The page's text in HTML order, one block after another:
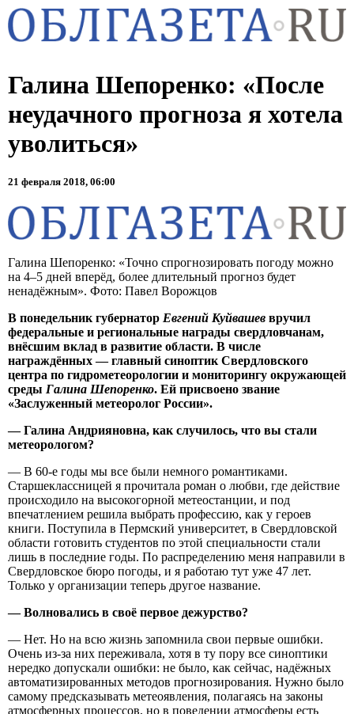
Галина Шепоренко: «После
неудачного прогноза я хотела
уволиться»
21 февраля 2018, 06:00
Галина Шепоренко: «Точно спрогнозировать погоду можно
на 4–5 дней вперёд, более длительный прогноз будет
ненадёжным». Фото: Павел Ворожцов
В понедельник губернатор Евгений Куйвашев вручил
федеральные и региональные награды свердловчанам,
внёсшим вклад в развитие области. В числе
награждённых — главный синоптик Свердловского
центра по гидрометеорологии и мониторингу окружающей
среды Галина Шепоренко. Ей присвоено звание
«Заслуженный метеоролог России».
— Галина Андрияновна, как случилось, что вы стали
метеорологом?
— В 60-е годы мы все были немного романтиками.
Старшеклассницей я прочитала роман о любви, где действие
происходило на высокогорной метеостанции, и под
впечатлением решила выбрать профессию, как у героев
книги. Поступила в Пермский университет, в Свердловской
области готовить студентов по этой специальности стали
лишь в последние годы. По распределению меня направили в
Свердловское бюро погоды, и я работаю тут уже 47 лет.
Только у организации теперь другое название.
— Волновались в своё первое дежурство?
— Нет. Но на всю жизнь запомнила свои первые ошибки.
Очень из-за них переживала, хотя в ту пору все синоптики
нередко допускали ошибки: не было, как сейчас, надёжных
автоматизированных методов прогнозирования. Нужно было
самому предсказывать метеоявления, полагаясь на законы
атмосферных процессов, но в поведении атмосферы есть